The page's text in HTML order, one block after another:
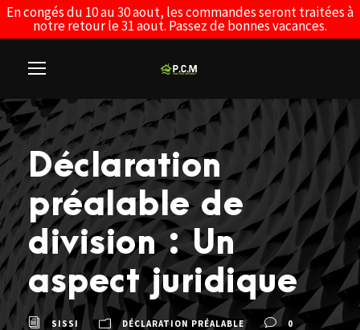
En congés du 10 au 30 aout, les commandes seront traitées à
notre retour le 31 aout. Passez de bonnes vacances.
Déclaration
préalable de
division : Un
aspect juridique
SISSI DÉCLARATION PRÉALABLE 0